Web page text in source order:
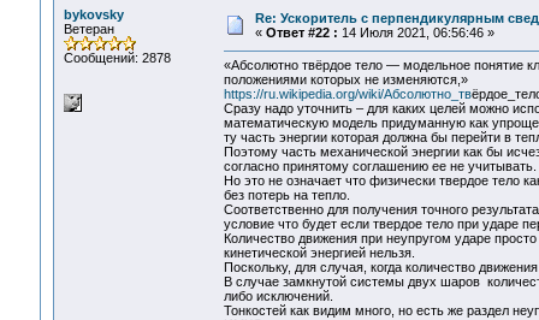
bykovsky
Ветеран
Сообщений: 2878
Re: Ускоритель с перпендикулярным
« Ответ #22 : 14 Июля 2021, 06:56:46 »
«Абсолютно твёрдое тело — модельное понятие
положениями которых не изменяются,»
https://ru.wikipedia.org/wiki/Абсолютно_тв
Сразу надо уточнить – для каких целей можно
математическую модель придуманную как
ту часть энергии которая должна бы перейти в
Поэтому часть механической энергии как бы
согласно принятому соглашению ее не учитывать.
Но это не означает что физически твердое тело
без потерь на тепло.
Соответственно для получения точного
условие что будет если твердое тело при ударе
Количество движения при неупругом ударе
кинетической энергией нельзя.
Поскольку, для случая, когда количество
В случае замкнутой системы двух шаров
либо исключений.
Тонкостей как видим много, но есть же раздел